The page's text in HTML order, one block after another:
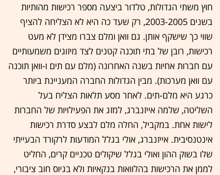
חוץ משתי הגדולות, טלדור ביצעה מספר רכישות מהותיות
בשנים 2003-2005, רק שעד כה היא לא הצליחה להציף
שווי כך שישקף אותן. גם וואן ומלם צברו מצידן לא מעט
רכישות, רובן של בתי תוכנה קטנים לצד מיזוגים משמעותיים
עם חברות אחיות בשנה האחרונה (מלם עם תים ו-וואן תוכנה
עם וואן מערכות). מבין הגדולות החברה המעניינת ביותר
כרגע היא מלם-תים. לאחר מסע תלאות הצליח בעל
השליטה, שלמה אייזנברג, למזג את הפעילויות של החברות
לישות אחת. במקביל, החלה מלם לבצע סדרת רכישות
אינטנסיבית. אייזנברג, אולי בגלל המודעות לרקורד הבעייתי
שלו בשוק ההון ואולי בגלל שיקולים טכניים קרים, החליט
לממן את הרכישות בהלוואות בנקאיות ולא בגיוס חוב ציבורי,